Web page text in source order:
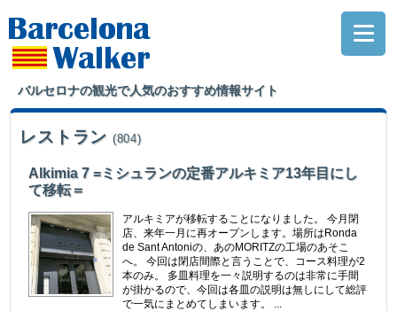
バルセロナの観光で人気のおすすめ情報サイト
レストラン (804)
Alkimia 7 =ミシュランの定番アルキミア13年目にし
て移転＝
アルキミアが移転することになりました。 今月閉
店、来年一月に再オープンします。場所はRonda
de Sant Antoniの、あのMORITZの工場のあそこ
へ。 今回は閉店間際と言うことで、コース料理が2
本のみ。 多皿料理を一々説明するのは非常に手間
が掛かるので、今回は各皿の説明は無しにして総評
で一気にまとめてしまいます。 ...